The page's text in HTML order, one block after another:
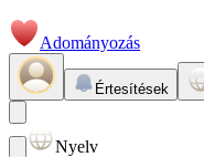
Adományozás
Értesítések
Nyelv